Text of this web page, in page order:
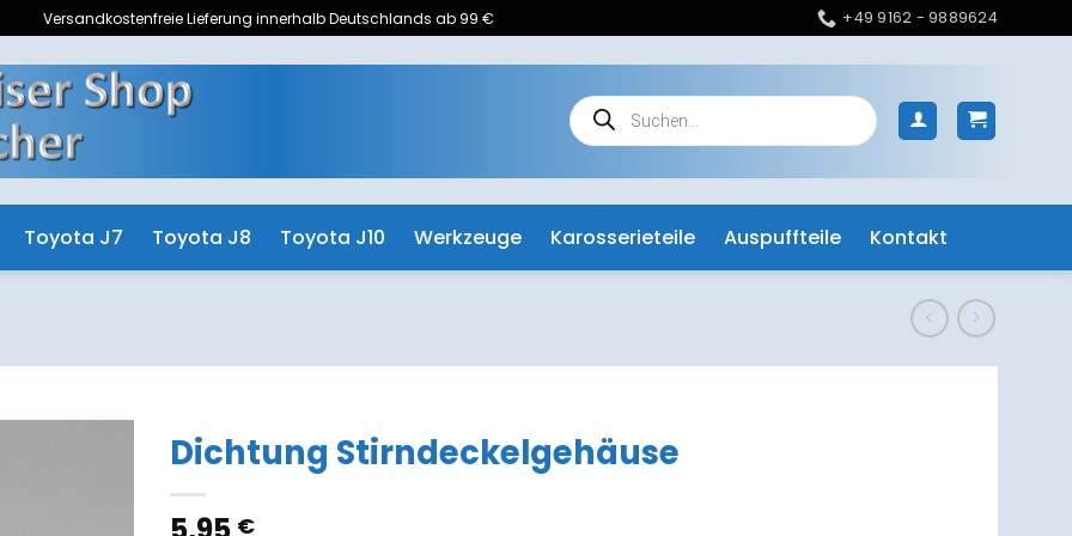
Versandkostenfreie Lieferung innerhalb Deutschlands ab 99 € +49 9162 - 9889624
Products
search
Toyota J7 Toyota J8 Toyota J10 Werkzeuge Karosserieteile Auspuffteile Kontakt
Dichtung Stirndeckelgehäuse
€